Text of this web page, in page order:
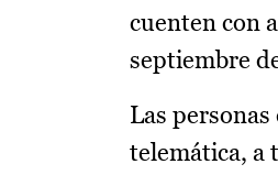
cuenten con
septiembre
Las
telemática, a